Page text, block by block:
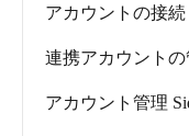
アカウントの接続
連携アカウントの
アカウント管理